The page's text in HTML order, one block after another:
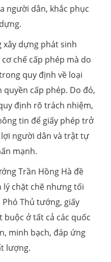
người dân, khắc phục
xây dựng phát sinh
chế cấp phép mà do
quy định về loại
cấp phép. Do đó,
định rõ trách nhiệm,
tin để giấy phép trở
người dân và trật tự
mạnh.
Trần Hồng Hà đề
lý chặt chẽ nhưng tối
Thủ tướng, giấy
buộc ở tất cả các quốc
minh bạch, đáp ứng
lượng.